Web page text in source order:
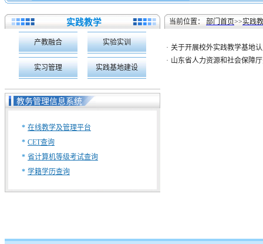
实践教学
产教融合 实验实训
实习管理 实践基地建设
教务管理信息系统
* 在线教学及管理平台
* CET查询
* 省计算机等级考试查询
* 学籍学历查询
当前位置： 部门首页>>实践
· 关于开展校外实践教学基地
· 山东省人力资源和社会保障